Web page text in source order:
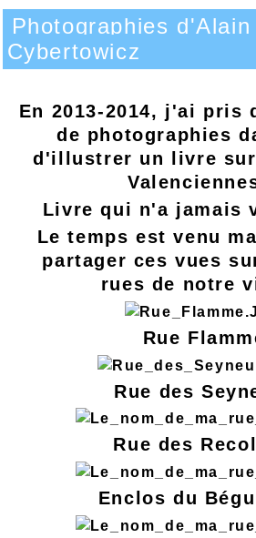
Photographies d'Alain
Cybertowicz
En 2013-2014, j'ai pris
de photographies
d'illustrer un livre
Livre qui n'a jamais
Le temps est venu
partager ces vues
rues de notre
Rue
Rue des
Rue des
Enclos du